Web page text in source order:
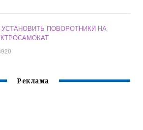
УСТАНОВИТЬ ПОВОРОТНИКИ НА
Реклама